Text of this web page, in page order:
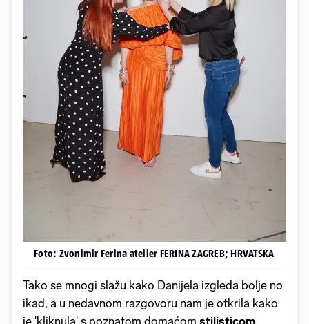
Foto: Zvonimir Ferina atelier FERINA ZAGREB; HRVATSKA
Tako se mnogi slažu kako Danijela izgleda bolje no
ikad, a u nedavnom razgovoru nam je otkrila kako
je 'kliknula' s poznatom domaćom stilisticom